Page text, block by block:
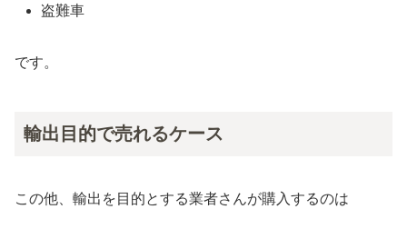
盗難車
です。
輸出目的で売れるケース
この他、輸出を目的とする業者さんが購入するのは